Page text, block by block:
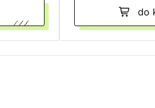
do